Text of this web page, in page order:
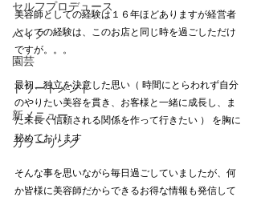
セルフプロデュース
バイク
園芸
トリートメント
新メニュー
カラーリング
美容師としての経験は１６年ほどありますが経営者
としての経験は、このお店と同じ時を過ごしただけ
ですが。。。
最初、独立を決意した思い（ 時間にとらわれず自分
のやりたい美容を貫き、お客様と一緒に成長し、ま
た末長く信頼される関係を作って行きたい ） を胸に
秘めております
そんな事を思いながら毎日過ごしていましたが、何
か皆様に美容師だからできるお得な情報も発信して